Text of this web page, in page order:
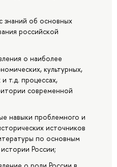
знаний об основных
российской
о наиболее
культурных,
т.д. процессах,
современной
навыки проблемного и
источников
по основным
России;
о роли России в